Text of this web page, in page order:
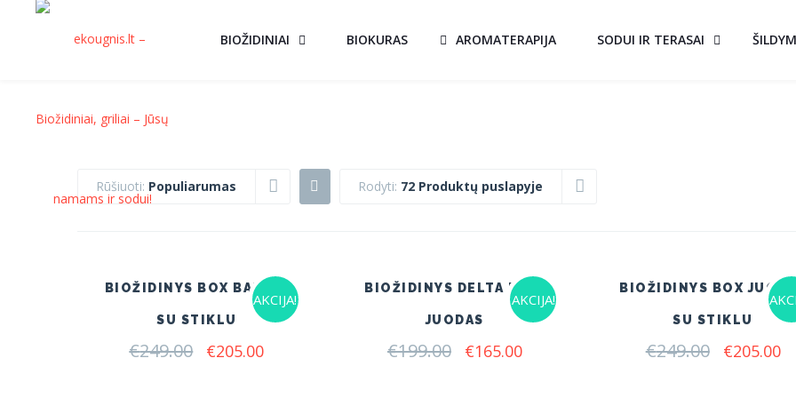
BIOŽIDINIAI BIOKURAS AROMATERAPIJA SODUI IR TERASAI
Rūšiuoti: Populiarumas Rodyti: 72 Produktų puslapyje
AKCIJA!
BIOŽIDINYS BOX BALTAS
SU STIKLU
€249.00 Original
€205.00Current
AKCIJA!
BIOŽIDINYS DELTA FLAT
JUODAS
€199.00 Original
€165.00Current
BIOŽIDINYS BOX
SU STIKLU
€249.00 Original
€205.00